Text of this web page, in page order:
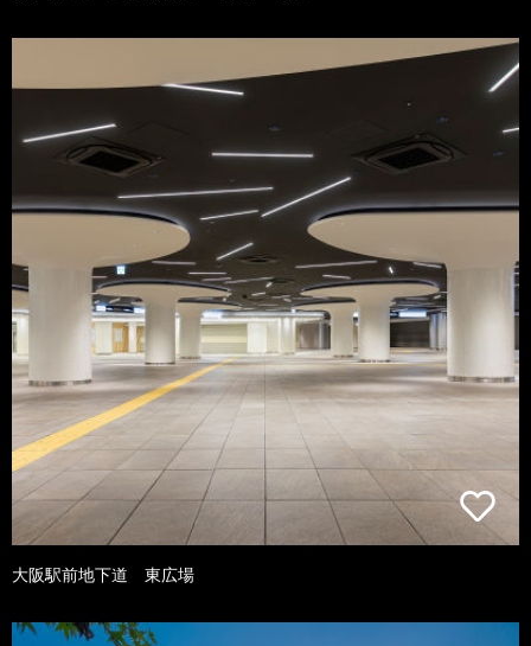
大阪駅前地下道 東広場